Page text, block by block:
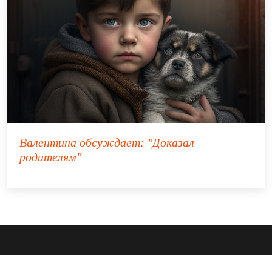
Валентина обсуждает: "Доказал
родителям"